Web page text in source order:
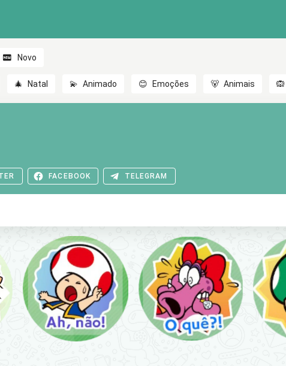
Novo
🎄 Natal 💫 Animado 😊 Emoções 🐻 Animais 🙉
FACEBOOK TELEGRAM